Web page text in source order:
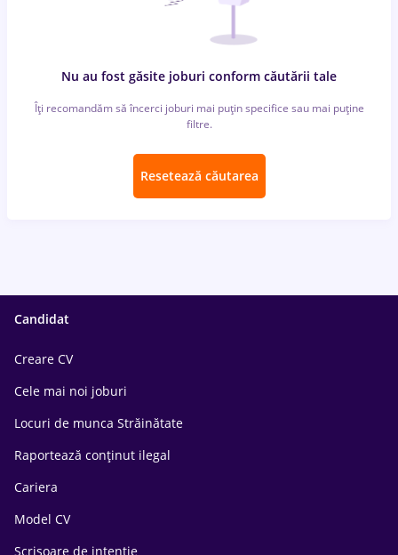
Nu au fost găsite joburi conform căutării tale
Îți recomandăm să încerci joburi mai puțin specifice sau mai puține
filtre.
Resetează căutarea
Candidat
Creare CV
Cele mai noi joburi
Locuri de munca Străinătate
Raportează conținut ilegal
Cariera
Model CV
Scrisoare de intentie